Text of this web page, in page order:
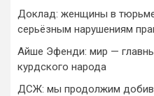
Доклад: женщины в
серьёзным нарушениям
Айше Эфенди: мир —
курдского народа
ДСЖ: мы продолжим